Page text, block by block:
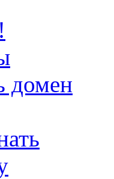
домен